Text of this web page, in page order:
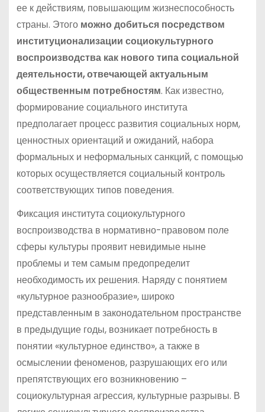
ее к действиям, повышающим жизнеспособность
страны. Этого можно добиться посредством
институционализации социокультурного
воспроизводства как нового типа социальной
деятельности, отвечающей актуальным
общественным потребностям. Как известно,
формирование социального института
предполагает процесс развития социальных норм,
ценностных ориентаций и ожиданий, набора
формальных и неформальных санкций, с помощью
которых осуществляется социальный контроль
соответствующих типов поведения.
Фиксация института социокультурного
воспроизводства в нормативно-правовом поле
сферы культуры проявит невидимые ныне
проблемы и тем самым предопределит
необходимость их решения. Наряду с понятием
«культурное разнообразие», широко
представленным в законодательном пространстве
в предыдущие годы, возникает потребность в
понятии «культурное единство», а также в
осмыслении феноменов, разрушающих его или
препятствующих его возникновению –
социокультурная агрессия, культурные разрывы. В